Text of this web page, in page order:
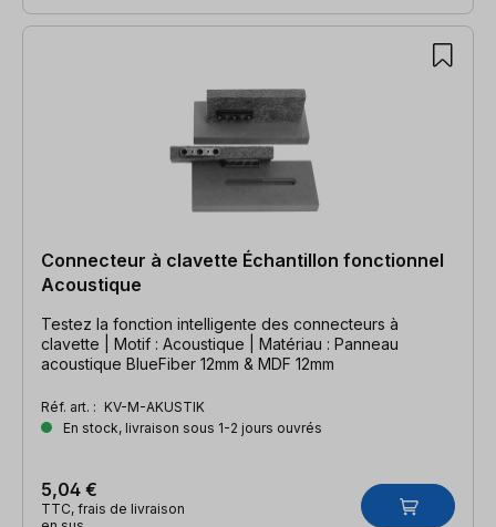
Connecteur à clavette Échantillon fonctionnel
Acoustique
Testez la fonction intelligente des connecteurs à
clavette | Motif : Acoustique | Matériau : Panneau
acoustique BlueFiber 12mm & MDF 12mm
Réf. art. : KV-M-AKUSTIK
En stock, livraison sous 1-2 jours ouvrés
5,04 €
TTC, frais de livraison